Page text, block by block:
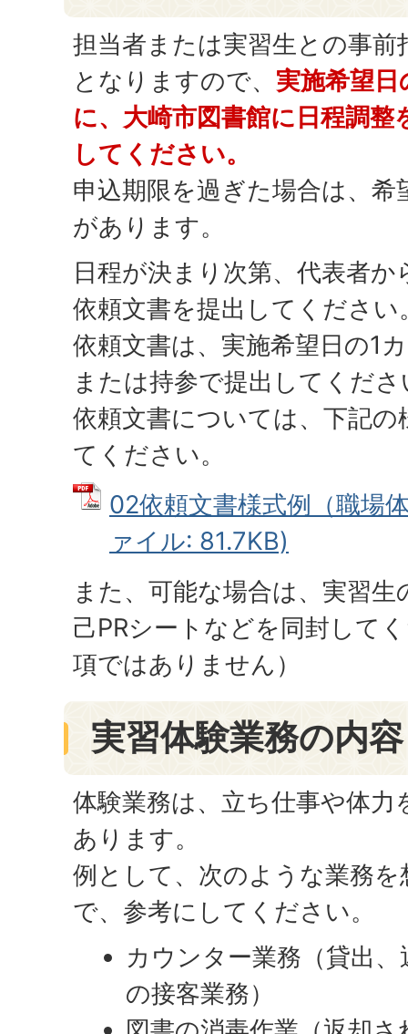
担当者または実習生との事前
となりますので、 実施希望
に、大崎市図書館に日程調整
してください。
申込期限を過ぎた場合は、
があります。
日程が決まり次第、代表者か
依頼文書を提出してください
依頼文書は、実施希望日の1
または持参で提出してくださ
依頼文書については、下記の
てください。
02依頼文書様式例（職場
ァイル: 81.7KB)
また、可能な場合は、実習生
己PRシートなどを同封して
項ではありません）
実習体験業務の内容
体験業務は、立ち仕事や体力
あります。
例として、次のような業務
で、参考にしてください。
カウンター業務（貸出
の接客業務）